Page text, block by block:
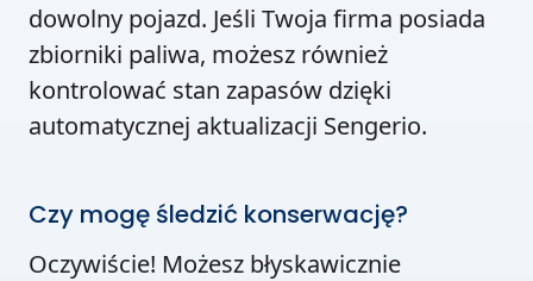
dowolny pojazd. Jeśli Twoja firma posiada
zbiorniki paliwa, możesz również
kontrolować stan zapasów dzięki
automatycznej aktualizacji Sengerio.
Czy mogę śledzić konserwację?
Oczywiście! Możesz błyskawicznie